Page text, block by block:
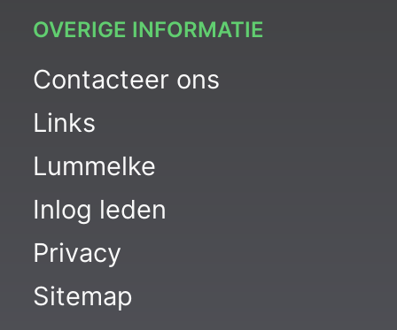
OVERIGE INFORMATIE
Contacteer ons
Links
Lummelke
Inlog leden
Privacy
Sitemap